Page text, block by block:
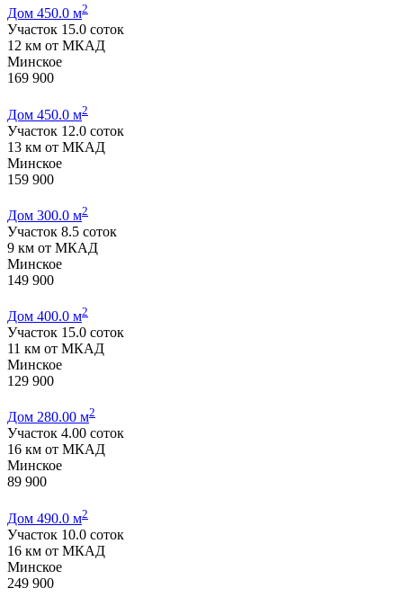
Дом 450.0 м2
Участок 15.0 соток
12 км от МКАД
Минское
169 900
Дом 450.0 м2
Участок 12.0 соток
13 км от МКАД
Минское
159 900
Дом 300.0 м2
Участок 8.5 соток
9 км от МКАД
Минское
149 900
Дом 400.0 м2
Участок 15.0 соток
11 км от МКАД
Минское
129 900
Дом 280.00 м2
Участок 4.00 соток
16 км от МКАД
Минское
89 900
Дом 490.0 м2
Участок 10.0 соток
16 км от МКАД
Минское
249 900